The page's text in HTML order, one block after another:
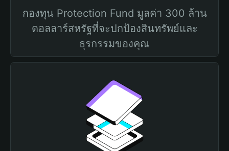
กองทุน Protection Fund มูลค่า 300 ล้าน
ดอลลาร์สหรัฐที่จะปกป้องสินทรัพย์และ
ธุรกรรมของคุณ